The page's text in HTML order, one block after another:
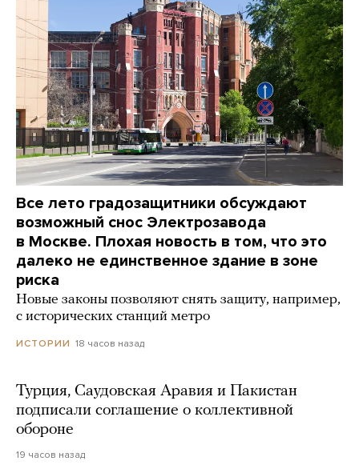
Все лето градозащитники обсуждают
возможный снос Электрозавода
в Москве. Плохая новость в том, что это
далеко не единственное здание в зоне
риска
Новые законы позволяют снять защиту, например,
с исторических станций метро
ИСТОРИИ 18 часов назад
Турция, Саудовская Аравия и Пакистан
подписали соглашение о коллективной
обороне
19 часов назад